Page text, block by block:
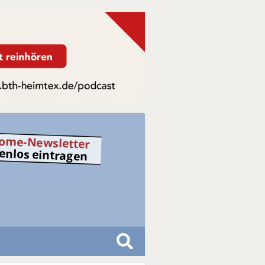
Newsletter
eintragen
S